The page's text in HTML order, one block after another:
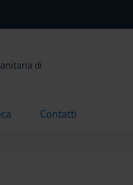
di
Contatti
current